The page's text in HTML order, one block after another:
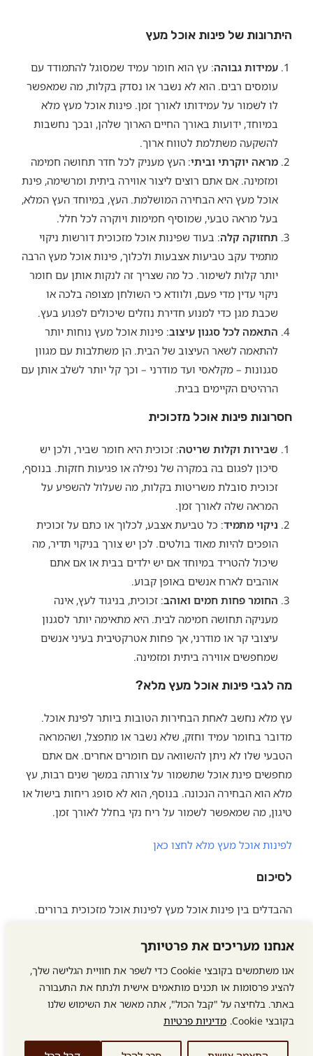
אנחנו מעריכים את פרטיותך
אנו משתמשים בקובצי Cookie כדי לשפר את חוויית הגלישה שלך,
להציג פרסומות או תכנים מותאמים אישית ולנתח את התעבורה
באתר. בלחיצה על "קבל הכול", אתה מאשר את השימוש שלנו
בקובצי Cookie.
מדיניות פרטיות
היתרונות של פינות אוכל מעץ
עמידות גבוהה: עץ הוא חומר עמיד שמסוגל להתמודד עם
עומסים רבים. הוא לא נשבר או נסדק בקלות, מה שמאפשר
לו לשמור על עמידותו לאורך זמן. פינות אוכל מעץ מלא
במיוחד, ידועות באורך החיים הארוך שלהן, ובכך נחשבות
להשקעה משתלמת לטווח ארוך.
מראה יוקרתי וביתי: העץ מעניק לכל חדר תחושה חמימה
ומזמינה. אם אתם רוצים ליצור אווירה ביתית ומרשימה, פינת
אוכל מעץ היא הבחירה המושלמת. העץ, במיוחד העץ המלא,
בעל מראה טבעי, שמוסיף חמימות ויוקרה לכל חלל.
תחזוקה קלה: בעוד שפינות אוכל מזכוכית דורשות ניקוי
מתמיד עקב טביעות אצבעות ולכלוך, פינות אוכל מעץ הרבה
יותר קלות לשימור. כל מה שצריך זה לנקות אותן עם חומר
ניקוי עדין מדי פעם, ולוודא כי השולחן מצופה בלכה או
שכבת מגן כדי למנוע חדירת נוזלים שיכולים לפגוע בעץ.
התאמה לכל סגנון עיצוב: פינות אוכל מעץ נוחות יותר
להתאמה לשאר העיצוב של הבית. הן משתלבות עם מגוון
סגנונות – מקלאסי ועד מודרני – וכך קל יותר לשלב אותן עם
הרהיטים הקיימים בבית.
חסרונות פינות אוכל מזכוכית
שבירות וקלות שריטה: זכוכית היא חומר שביר, ולכן יש
סיכון לפגום בה במקרה של נפילה או פגיעות חזקות. בנוסף,
זכוכית סובלת משריטות בקלות, מה שעלול להשפיע על
המראה שלה לאורך זמן.
ניקוי מתמיד: כל טביעת אצבע, לכלוך או כתם על זכוכית
הופכים להיות מאוד בולטים. לכן יש צורך בניקוי תדיר, מה
שיכול להטריד במיוחד אם יש ילדים בבית או אם אתם
אוהבים לארח אנשים באופן קבוע.
החומר פחות חמים ואוהב: זכוכית, בניגוד לעץ, אינה
מעניקה תחושה חמימה לבית. היא מתאימה יותר לסגנון
עיצובי קר או מודרני, אך פחות אטרקטיבית בעיני אנשים
שמחפשים אווירה ביתית ומזמינה.
מה לגבי פינות אוכל מעץ מלא?
עץ מלא נחשב לאחת הבחירות הטובות ביותר לפינת אוכל.
מדובר בחומר עמיד וחזק, שלא נשבר או מתפצל, ושהמראה
הטבעי שלו לא ניתן להשוואה עם חומרים אחרים. אם אתם
מחפשים פינת אוכל שתשמור על צורתה במשך שנים רבות, עץ
מלא הוא הבחירה הנכונה. בנוסף, הוא לא סופג ריחות בישול או
טיגון, מה שמאפשר לשמור על ריח נקי בחלל לאורך זמן.
לפינות אוכל מעץ מלא לחצו כאן
לסיכום
ההבדלים בין פינות אוכל מעץ לפינות אוכל מזכוכית ברורים.
חמים ויוקרתי, והתאמה לכל סגנון עיצובי. פינות אוכל מזכוכית,
מצד שני, עלולות להיות שבירות, דורשות תחזוקה מתמדת
ונוטות להיראות מוכתמות בקלות. אם אתם רוצים פינת אוכל
שתשמור על מראה טוב לאורך זמן, עץ הוא הבחירה המומלצת.